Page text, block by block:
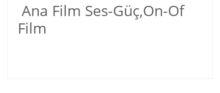
Ana Film Ses-Güç,On-Of
Film